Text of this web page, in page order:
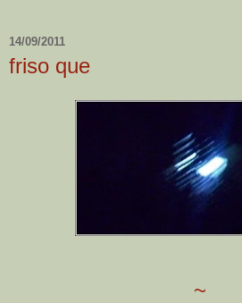
14/09/2011
friso que
~